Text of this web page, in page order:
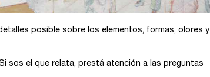
posible sobre los elementos, formas, olores y
sos el que relata, prestá atención a las preguntas